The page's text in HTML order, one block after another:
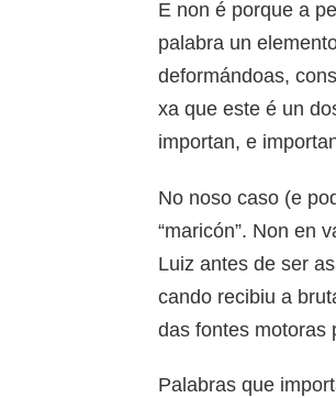
E non é porque a
palabra un
deformándoas,
xa que este é un
importan, e
No noso caso (e
“maricón”. Non en
Luiz antes de ser
cando recibiu a
das fontes motoras
Palabras que